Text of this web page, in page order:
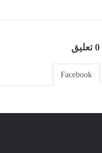
0 تعليق
Facebook